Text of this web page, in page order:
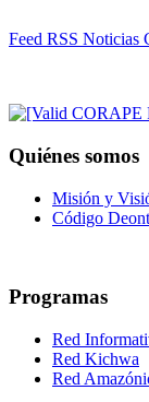
Feed RSS Noticias
Quiénes somos
Misión y
Código
Programas
Red
Red Kichwa
Red